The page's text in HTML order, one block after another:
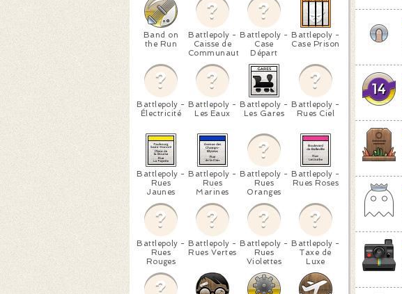
Band on
the Run
Battlepoly -
Caisse de
Communauté
Battlepoly -
Case
Départ
Battlepoly -
Case Prison
Battlepoly -
Électricité
Battlepoly -
Les Eaux
Battlepoly -
Les Gares
Battlepoly -
Rues Ciel
Battlepoly -
Rues
Jaunes
Battlepoly -
Rues
Marines
Battlepoly -
Rues
Oranges
Battlepoly -
Rues Roses
Battlepoly -
Rues
Rouges
Battlepoly -
Rues Vertes
Battlepoly -
Rues
Violettes
Battlepoly -
Taxe de
Luxe